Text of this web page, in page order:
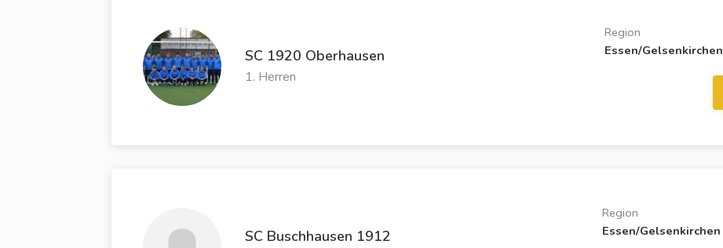
SC 1920 Oberhausen
1. Herren
Region
Essen/Gelsenkirchen
SC Buschhausen 1912
Region
Essen/Gelsenkirchen